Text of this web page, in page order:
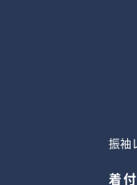
振袖
着